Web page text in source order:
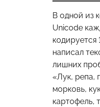
В одной из
Unicode
кодируется
написал
лишних
«Лук, репа,
морковь,
картофель,